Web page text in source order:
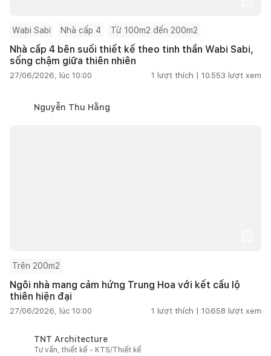
Wabi Sabi Nhà cấp 4 Từ 100m2 đến 200m2
Nhà cấp 4 bên suối thiết kế theo tinh thần Wabi Sabi,
sống chậm giữa thiên nhiên
27/06/2026, lúc 10:00 1 lượt thích | 10.553 lượt xem
Nguyễn Thu Hằng
Trên 200m2
Ngôi nhà mang cảm hứng Trung Hoa với kết cấu lộ
thiên hiện đại
27/06/2026, lúc 10:00 1 lượt thích | 10.658 lượt xem
TNT Architecture
Tư vấn, thiết kế - KTS/Thiết kế